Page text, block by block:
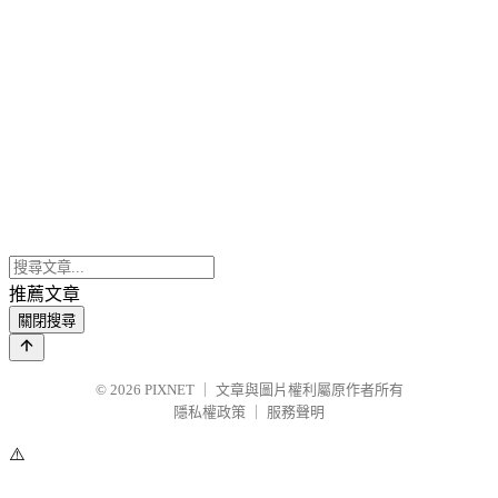
推薦文章
關閉搜尋
© 2026 PIXNET
文章與圖片權利屬原作者所有
隱私權政策
服務聲明
⚠️